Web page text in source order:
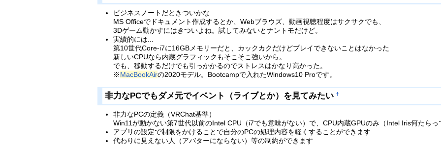
ビジネスノートだときついかな
MS Officeでドキュメント作成するとか、Webブラウズ、動画視聴程度はサクサクでも、
3Dゲーム動かすにはきついよね。試してみないとナントモだけど。
実績的には...
第10世代Core-i7に16GBメモリーだと、カックカクだけどプレイできないことはなかった
新しいCPUなら内蔵グラフィックもそこそこ強いから。
でも、移動するだけでも引っかかるのでストレスはかなり高かった。
※MacBookAirの2020モデル。Bootcampで入れたWindows10 Proです。
非力なPCでもダメ元でイベント（ライブとか）を見てみたい †
非力なPCの定義（VRChat基準）
Win11が動かない第7世代以前のIntel CPU（i7でも意味がない）で、CPU内蔵GPUのみ（Intel Iris何たらっ
アプリの設定で制限をかけることで自分のPCの処理内容を軽くすることができます
代わりに見えない人（アバターにならない）等の制約ができます